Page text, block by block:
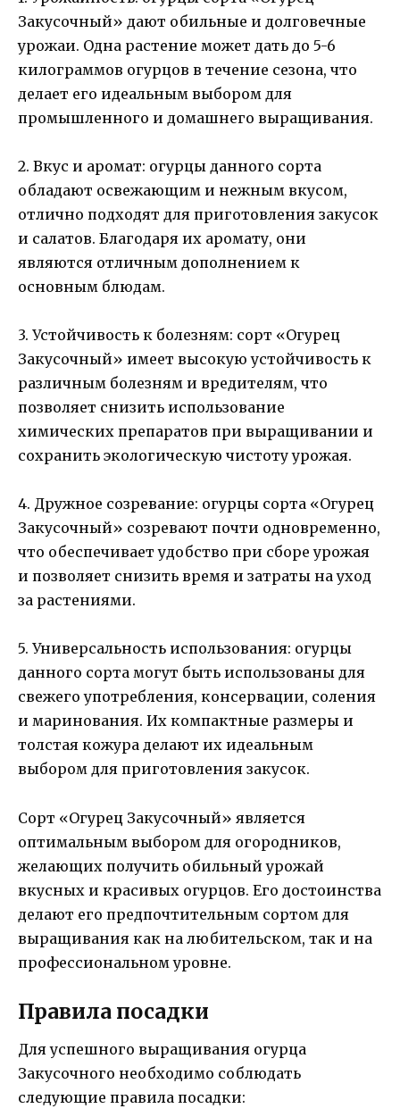
Закусочный» дают обильные и долговечные
урожаи. Одна растение может дать до 5-6
килограммов огурцов в течение сезона, что
делает его идеальным выбором для
промышленного и домашнего выращивания.
2. Вкус и аромат: огурцы данного сорта
обладают освежающим и нежным вкусом,
отлично подходят для приготовления закусок
и салатов. Благодаря их аромату, они
являются отличным дополнением к
основным блюдам.
3. Устойчивость к болезням: сорт «Огурец
Закусочный» имеет высокую устойчивость к
различным болезням и вредителям, что
позволяет снизить использование
химических препаратов при выращивании и
сохранить экологическую чистоту урожая.
4. Дружное созревание: огурцы сорта «Огурец
Закусочный» созревают почти одновременно,
что обеспечивает удобство при сборе урожая
и позволяет снизить время и затраты на уход
за растениями.
5. Универсальность использования: огурцы
данного сорта могут быть использованы для
свежего употребления, консервации, соления
и маринования. Их компактные размеры и
толстая кожура делают их идеальным
выбором для приготовления закусок.
Сорт «Огурец Закусочный» является
оптимальным выбором для огородников,
желающих получить обильный урожай
вкусных и красивых огурцов. Его достоинства
делают его предпочтительным сортом для
выращивания как на любительском, так и на
профессиональном уровне.
Правила посадки
Для успешного выращивания огурца
Закусочного необходимо соблюдать
следующие правила посадки: